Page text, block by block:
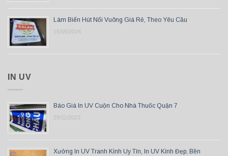
Làm Biển Hút Nổi Vuông Giá Rẻ, Theo Yêu Cầu
15/05/2024
IN UV
Báo Giá In UV Cuộn Cho Nhà Thuốc Quận 7
29/11/2023
Xưởng In UV Tranh Kính Uy Tín, In UV Kính Đẹp, Bền